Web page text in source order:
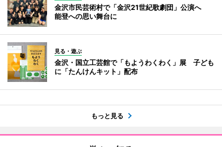
金沢市民芸術村で「金沢21世紀歌劇団」公演へ
能登への思い舞台に
見る・遊ぶ
金沢・国立工芸館で「もようわくわく」展 子ども
に「たんけんキット」配布
もっと見る